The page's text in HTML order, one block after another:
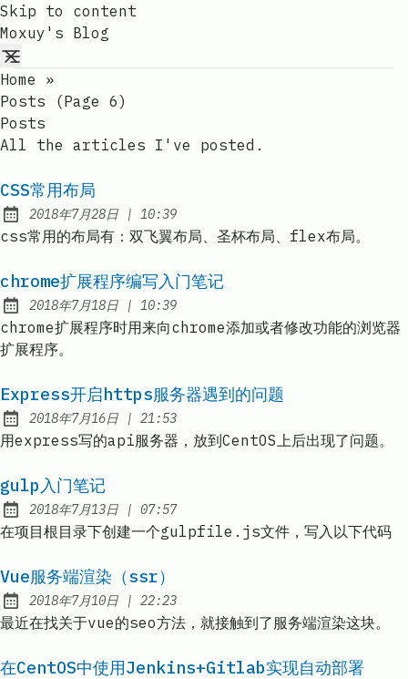
Skip to content
Moxuy's Blog
Home
»
Posts (page 6)
Posts
All the articles I've posted.
CSS常用布局
Published:
2018年7月28日 | at
10:39
css常用的布局有：双飞翼布局、圣杯布局、flex布局。
chrome扩展程序编写入门笔记
Published:
2018年7月18日 | at
10:39
chrome扩展程序时用来向chrome添加或者修改功能的浏览器
扩展程序。
Express开启https服务器遇到的问题
Published:
2018年7月16日 | at
21:53
用express写的api服务器，放到CentOS上后出现了问题。
gulp入门笔记
Published:
2018年7月13日 | at
07:57
在项目根目录下创建一个gulpfile.js文件，写入以下代码
Vue服务端渲染（ssr）
Published:
2018年7月10日 | at
22:23
最近在找关于vue的seo方法，就接触到了服务端渲染这块。
在CentOS中使用Jenkins+Gitlab实现自动部署